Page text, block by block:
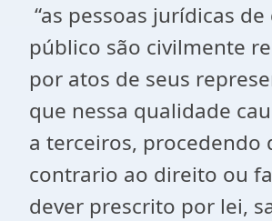
“as pessoas jurídicas
público são civilmente
por atos de seus
que nessa qualidade
a terceiros, procedendo
contrario ao direito ou
dever prescrito por lei,